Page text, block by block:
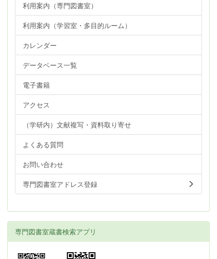
利用案内（専門図書室）
利用案内（学習室・多目的ルーム）
カレンダー
データベース一覧
電子書籍
アクセス
（学研内）文献複写・資料取り寄せ
よくある質問
お問い合わせ
専門図書室アドレス登録
専門図書室蔵書検索アプリ